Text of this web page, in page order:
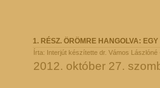
1. RÉSZ. ÖRÖMRE HANGOLVA:
Írta: Interjút készítette dr. Vámos
2012. október 27.